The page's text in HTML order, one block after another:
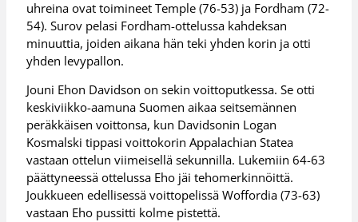
uhreina ovat toimineet Temple (76-53) ja Fordham (72-
54). Surov pelasi Fordham-ottelussa kahdeksan
minuuttia, joiden aikana hän teki yhden korin ja otti
yhden levypallon.
Jouni Ehon Davidson on sekin voittoputkessa. Se otti
keskiviikko-aamuna Suomen aikaa seitsemännen
peräkkäisen voittonsa, kun Davidsonin Logan
Kosmalski tippasi voittokorin Appalachian Statea
vastaan ottelun viimeisellä sekunnilla. Lukemiin 64-63
päättyneessä ottelussa Eho jäi tehomerkinnöittä.
Joukkueen edellisessä voittopelissä Woffordia (73-63)
vastaan Eho pussitti kolme pistettä.